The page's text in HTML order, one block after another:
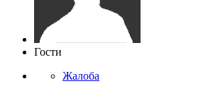
Гости
Жалоба